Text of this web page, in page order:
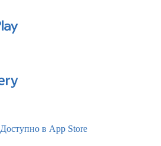
Доступно в App Store